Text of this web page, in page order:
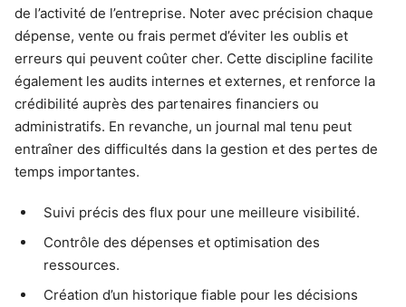
de l’activité de l’entreprise. Noter avec précision chaque
dépense, vente ou frais permet d’éviter les oublis et
erreurs qui peuvent coûter cher. Cette discipline facilite
également les audits internes et externes, et renforce la
crédibilité auprès des partenaires financiers ou
administratifs. En revanche, un journal mal tenu peut
entraîner des difficultés dans la gestion et des pertes de
temps importantes.
Suivi précis des flux pour une meilleure visibilité.
Contrôle des dépenses et optimisation des
ressources.
Création d’un historique fiable pour les décisions